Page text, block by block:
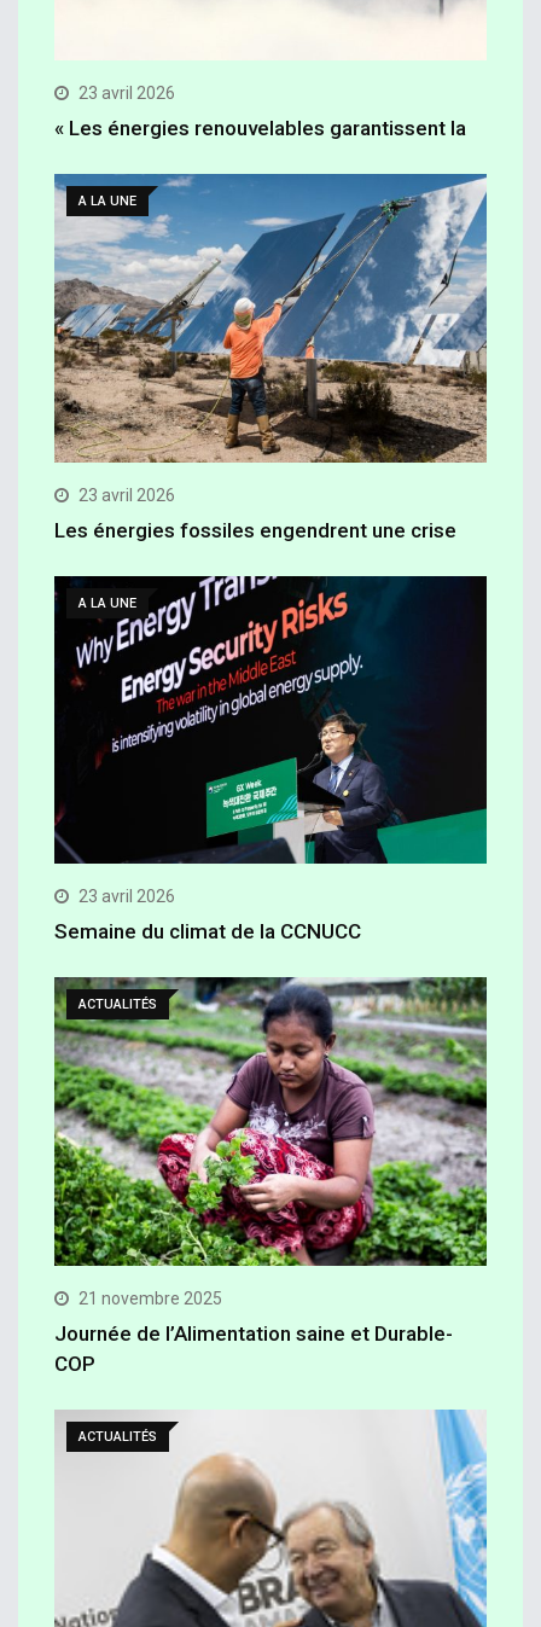
23 avril 2026
« Les énergies renouvelables garantissent la
A LA UNE
23 avril 2026
Les énergies fossiles engendrent une crise
A LA UNE
23 avril 2026
Semaine du climat de la CCNUCC
ACTUALITÉS
21 novembre 2025
Journée de l’Alimentation saine et Durable-
COP
ACTUALITÉS